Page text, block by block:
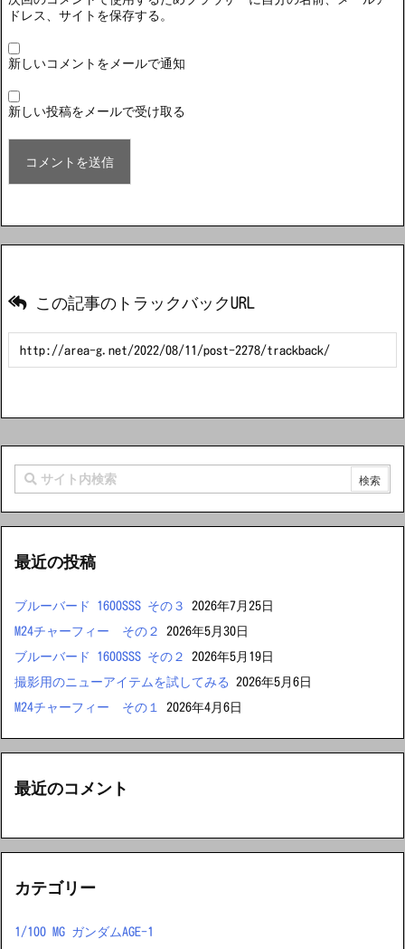
ドレス、サイトを保存する。
新しいコメントをメールで通知
新しい投稿をメールで受け取る
この記事のトラックバックURL
最近の投稿
ブルーバード 1600SSS その３
2026年7月25日
M24チャーフィー その２
2026年5月30日
ブルーバード 1600SSS その２
2026年5月19日
撮影用のニューアイテムを試してみる
2026年5月6日
M24チャーフィー その１
2026年4月6日
最近のコメント
カテゴリー
1/100 MG ガンダムAGE-1